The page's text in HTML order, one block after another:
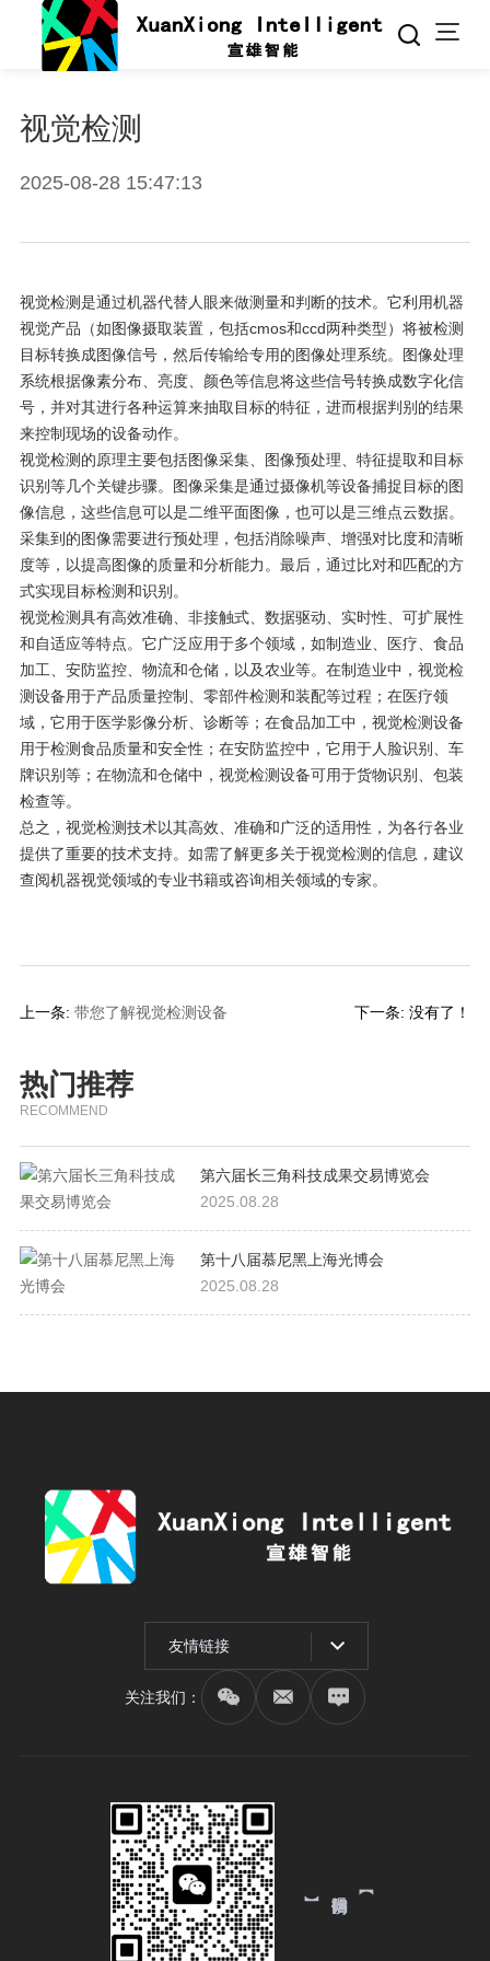
视觉检测
2025-08-28 15:47:13
视觉检测是通过机器代替人眼来做测量和判断的技术。它利用机器
视觉产品（如图像摄取装置，包括cmos和ccd两种类型）将被检测
目标转换成图像信号，然后传输给专用的图像处理系统。图像处理
系统根据像素分布、亮度、颜色等信息将这些信号转换成数字化信
号，并对其进行各种运算来抽取目标的特征，进而根据判别的结果
来控制现场的设备动作。
视觉检测的原理主要包括图像采集、图像预处理、特征提取和目标
识别等几个关键步骤。图像采集是通过摄像机等设备捕捉目标的图
像信息，这些信息可以是二维平面图像，也可以是三维点云数据。
采集到的图像需要进行预处理，包括消除噪声、增强对比度和清晰
度等，以提高图像的质量和分析能力。最后，通过比对和匹配的方
式实现目标检测和识别。
视觉检测具有高效准确、非接触式、数据驱动、实时性、可扩展性
和自适应等特点。它广泛应用于多个领域，如制造业、医疗、食品
加工、安防监控、物流和仓储，以及农业等。在制造业中，视觉检
测设备用于产品质量控制、零部件检测和装配等过程；在医疗领
域，它用于医学影像分析、诊断等；在食品加工中，视觉检测设备
用于检测食品质量和安全性；在安防监控中，它用于人脸识别、车
牌识别等；在物流和仓储中，视觉检测设备可用于货物识别、包装
检查等。
总之，视觉检测技术以其高效、准确和广泛的适用性，为各行各业
提供了重要的技术支持。如需了解更多关于视觉检测的信息，建议
查阅机器视觉领域的专业书籍或咨询相关领域的专家。
上一条: 带您了解视觉检测设备 下一条: 没有了！
热门推荐
RECOMMEND
第六届长三角科技成果交易博览会
2025.08.28
第十八届慕尼黑上海光博会
2025.08.28
友情链接
关注我们：